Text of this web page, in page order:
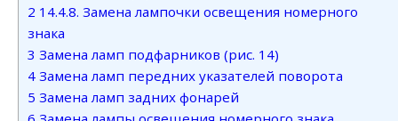
2 14.4.8. Замена лампочки освещения номерного
знака
3 Замена ламп подфарников (рис. 14)
4 Замена ламп передних указателей поворота
5 Замена ламп задних фонарей